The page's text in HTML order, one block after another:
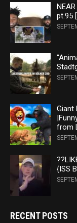
pt.95
Giant
from
{ISS
RECENT POSTS